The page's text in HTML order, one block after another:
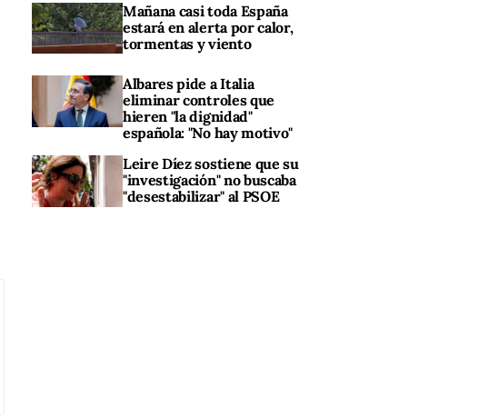
Mañana casi toda España
estará en alerta por calor,
tormentas y viento
Albares pide a Italia
eliminar controles que
hieren "la dignidad"
española: "No hay motivo"
Leire Díez sostiene que su
"investigación" no buscaba
"desestabilizar" al PSOE